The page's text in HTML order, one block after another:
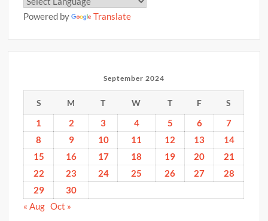
Powered by Translate
September 2024
S M T W T F S
1 2 3 4 5 6
7
8
9 10 11 12 13
14
15
16 17 18 19 20
21
22
23 24 25 26 27
28
29
30
« Aug Oct »